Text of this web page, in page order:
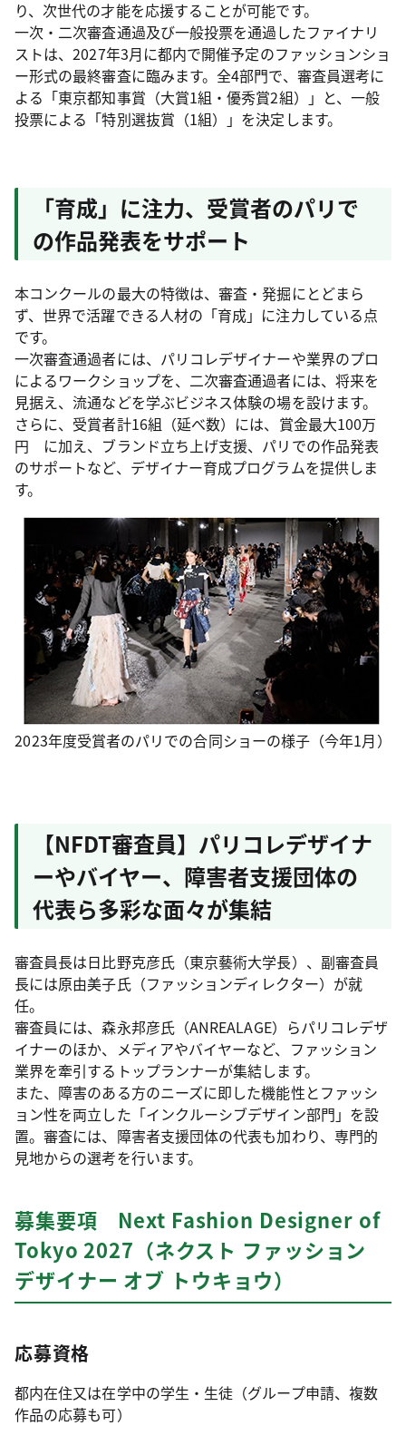
り、次世代の才能を応援することが可能です。
一次・二次審査通過及び一般投票を通過したファイナリ
ストは、2027年3月に都内で開催予定のファッションショ
ー形式の最終審査に臨みます。全4部門で、審査員選考に
よる「東京都知事賞（大賞1組・優秀賞2組）」と、一般
投票による「特別選抜賞（1組）」を決定します。
「育成」に注力、受賞者のパリで
の作品発表をサポート
本コンクールの最大の特徴は、審査・発掘にとどまら
ず、世界で活躍できる人材の「育成」に注力している点
です。
一次審査通過者には、パリコレデザイナーや業界のプロ
によるワークショップを、二次審査通過者には、将来を
見据え、流通などを学ぶビジネス体験の場を設けます。
さらに、受賞者計16組（延べ数）には、賞金最大100万
円 に加え、ブランド立ち上げ支援、パリでの作品発表
のサポートなど、デザイナー育成プログラムを提供しま
す。
2023年度受賞者のパリでの合同ショーの様子（今年1月）
【NFDT審査員】パリコレデザイナ
ーやバイヤー、障害者支援団体の
代表ら多彩な面々が集結
審査員長は日比野克彦氏（東京藝術大学長）、副審査員
長には原由美子氏（ファッションディレクター）が就
任。
審査員には、森永邦彦氏（ANREALAGE）らパリコレデザ
イナーのほか、メディアやバイヤーなど、ファッション
業界を牽引するトップランナーが集結します。
また、障害のある方のニーズに即した機能性とファッシ
ョン性を両立した「インクルーシブデザイン部門」を設
置。審査には、障害者支援団体の代表も加わり、専門的
見地からの選考を行います。
募集要項 Next Fashion Designer of
Tokyo 2027（ネクスト ファッション
デザイナー オブ トウキョウ）
応募資格
都内在住又は在学中の学生・生徒（グループ申請、複数
作品の応募も可）